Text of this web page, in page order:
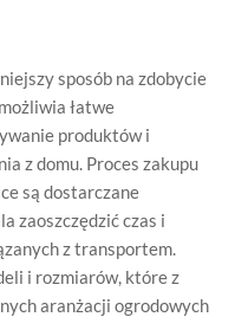
sposób na zdobycie
łatwe
produktów i
z domu. Proces zakupu
są dostarczane
zaoszczędzić czas i
z transportem.
i rozmiarów, które z
aranżacji ogrodowych